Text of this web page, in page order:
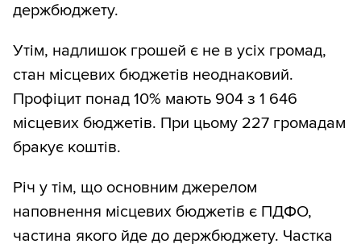
держбюджету.
Утім, надлишок грошей є не в усіх громад,
стан місцевих бюджетів неоднаковий.
Профіцит понад 10% мають 904 з 1 646
місцевих бюджетів. При цьому 227 громадам
бракує коштів.
Річ у тім, що основним джерелом
наповнення місцевих бюджетів є ПДФО,
частина якого йде до держбюджету. Частка